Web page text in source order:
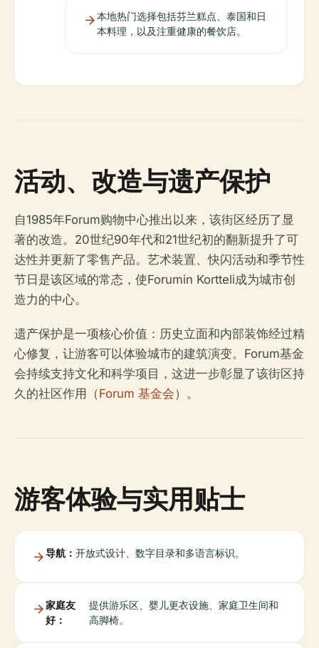
本地热门选择包括芬兰糕点、泰国和日
本料理，以及注重健康的餐饮店。
活动、改造与遗产保护
自1985年Forum购物中心推出以来，该街区经历了显
著的改造。20世纪90年代和21世纪初的翻新提升了可
达性并更新了零售产品。艺术装置、快闪活动和季节性
节日是该区域的常态，使Forumin Kortteli成为城市创
造力的中心。
遗产保护是一项核心价值：历史立面和内部装饰经过精
心修复，让游客可以体验城市的建筑演变。Forum基金
会持续支持文化和科学项目，这进一步彰显了该街区持
久的社区作用（Forum 基金会）。
游客体验与实用贴士
导航： 开放式设计、数字目录和多语言标识。
家庭友
好：
提供游乐区、婴儿更衣设施、家庭卫生间和
高脚椅。